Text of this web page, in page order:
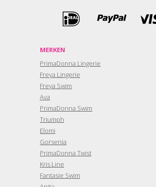
MERKEN
PrimaDonna Lingerie
Freya Lingerie
Freya Swim
Ava
PrimaDonna Swim
Triumph
Elomi
Gorsenia
PrimaDonna Twist
Kris Line
Fantasie Swim